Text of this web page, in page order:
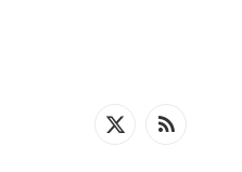
X
RSS